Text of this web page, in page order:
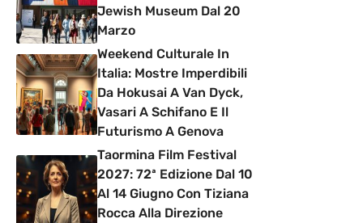
Jewish Museum Dal 20
Marzo
Weekend Culturale In
Italia: Mostre Imperdibili
Da Hokusai A Van Dyck,
Vasari A Schifano E Il
Futurismo A Genova
Taormina Film Festival
2027: 72ª Edizione Dal 10
Al 14 Giugno Con Tiziana
Rocca Alla Direzione